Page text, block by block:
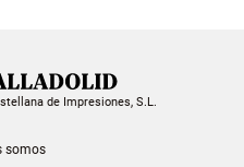
de Impresiones, S.L.
somos